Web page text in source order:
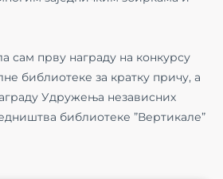
сам прву награду на конкурсу
библиотеке за кратку причу, а
Удружења независних
библиотеке ”Вертикале”